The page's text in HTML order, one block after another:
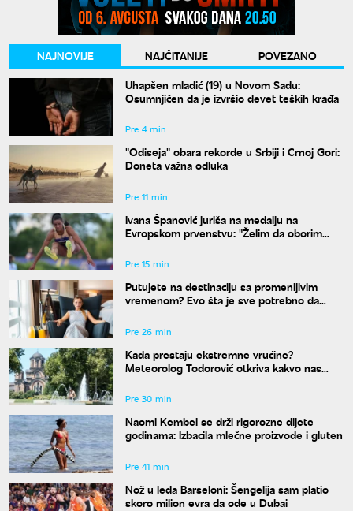
NAJNOVIJE NAJČITANIJE
POVEZANO
Uhapšen mladić (19) u Novom Sadu:
Osumnjičen da je izvršio devet teških krađa
Pre 4 min
"Odiseja" obara rekorde u Srbiji i Crnoj Gori:
Doneta važna odluka
Pre 11 min
Ivana Španović juriša na medalju na
Evropskom prvenstvu: "Želim da oborim
Pre 15 min
Putujete na destinaciju sa promenljivim
vremenom? Evo šta je sve potrebno da
Pre 26 min
Kada prestaju ekstremne vrućine?
Meteorolog Todorović otkriva kakvo nas
Pre 30 min
Naomi Kembel se drži rigorozne dijete
godinama: Izbacila mlečne proizvode i gluten
Pre 41 min
Nož u leđa Barseloni: Šengelija sam platio
skoro milion evra da ode u Dubai